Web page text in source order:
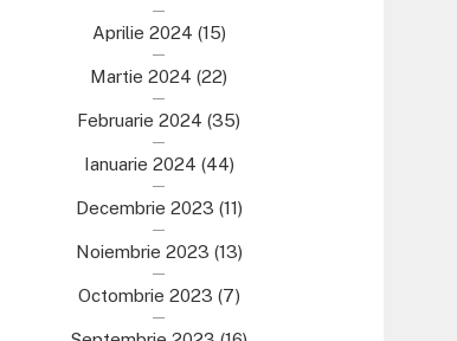
Aprilie 2024 (15)
Martie 2024 (22)
Februarie 2024 (35)
Ianuarie 2024 (44)
Decembrie 2023 (11)
Noiembrie 2023 (13)
Octombrie 2023 (7)